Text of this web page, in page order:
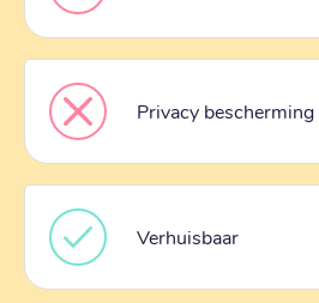
Privacy bescherming
Verhuisbaar